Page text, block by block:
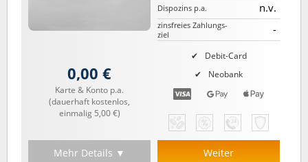
Debit-Card
Neobank
Dispozins p.a. n.v.
zinsfreies Zahlungs­
ziel
-
0,00 €
Karte & Konto p.a.
(dauerhaft kostenlos,
einmalig 5,00 €)
Mehr Details ▼ Weiter